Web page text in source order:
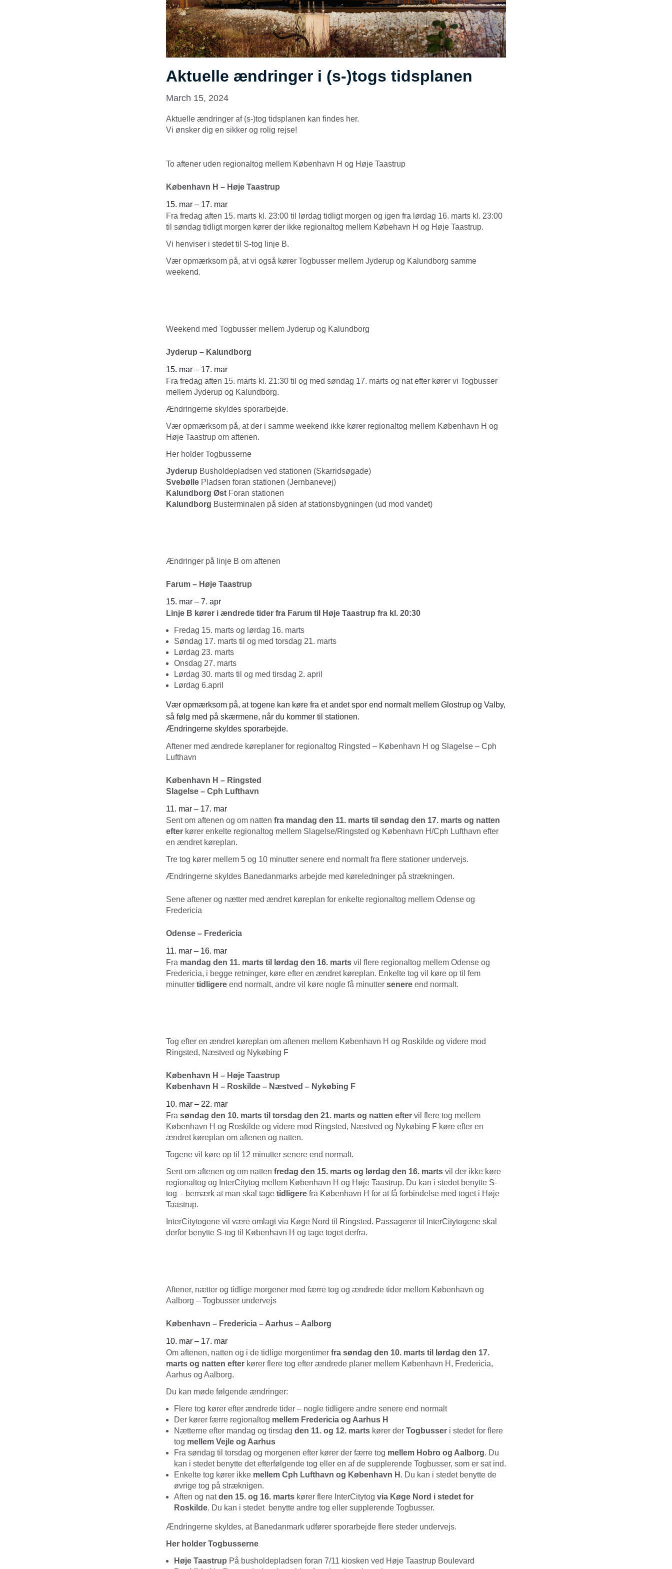
Aktuelle ændringer i (s-)togs tidsplanen
March 15, 2024
Aktuelle ændringer af (s-)tog tidsplanen kan findes her.
Vi ønsker dig en sikker og rolig rejse!
To aftener uden regionaltog mellem København H og Høje Taastrup
København H – Høje Taastrup
15. mar – 17. mar
Fra fredag aften 15. marts kl. 23:00 til lørdag tidligt morgen og igen fra lørdag 16. marts kl. 23:00
til søndag tidligt morgen kører der ikke regionaltog mellem Købehavn H og Høje Taastrup.
Vi henviser i stedet til S-tog linje B.
Vær opmærksom på, at vi også kører Togbusser mellem Jyderup og Kalundborg samme
weekend.
Weekend med Togbusser mellem Jyderup og Kalundborg
Jyderup – Kalundborg
15. mar – 17. mar
Fra fredag aften 15. marts kl. 21:30 til og med søndag 17. marts og nat efter kører vi Togbusser
mellem Jyderup og Kalundborg.
Ændringerne skyldes sporarbejde.
Vær opmærksom på, at der i samme weekend ikke kører regionaltog mellem København H og
Høje Taastrup om aftenen.
Her holder Togbusserne
Jyderup Busholdepladsen ved stationen (Skarridsøgade)
Svebølle Pladsen foran stationen (Jernbanevej)
Kalundborg Øst Foran stationen
Kalundborg Busterminalen på siden af stationsbygningen (ud mod vandet)
Ændringer på linje B om aftenen
Farum – Høje Taastrup
15. mar – 7. apr
Linje B kører i ændrede tider fra Farum til Høje Taastrup fra kl. 20:30
Fredag 15. marts og lørdag 16. marts
Søndag 17. marts til og med torsdag 21. marts
Lørdag 23. marts
Onsdag 27. marts
Lørdag 30. marts til og med tirsdag 2. april
Lørdag 6.april
Vær opmærksom på, at togene kan køre fra et andet spor end normalt mellem Glostrup og Valby,
så følg med på skærmene, når du kommer til stationen.
Ændringerne skyldes sporarbejde.
Aftener med ændrede køreplaner for regionaltog Ringsted – København H og Slagelse – Cph
Lufthavn
København H – Ringsted
Slagelse – Cph Lufthavn
11. mar – 17. mar
Sent om aftenen og om natten fra mandag den 11. marts til søndag den 17. marts og natten
efter kører enkelte regionaltog mellem Slagelse/Ringsted og København H/Cph Lufthavn efter
en ændret køreplan.
Tre tog kører mellem 5 og 10 minutter senere end normalt fra flere stationer undervejs.
Ændringerne skyldes Banedanmarks arbejde med køreledninger på strækningen.
Sene aftener og nætter med ændret køreplan for enkelte regionaltog mellem Odense og
Fredericia
Odense – Fredericia
11. mar – 16. mar
Fra mandag den 11. marts til lørdag den 16. marts vil flere regionaltog mellem Odense og
Fredericia, i begge retninger, køre efter en ændret køreplan. Enkelte tog vil køre op til fem
minutter tidligere end normalt, andre vil køre nogle få minutter senere end normalt.
Tog efter en ændret køreplan om aftenen mellem København H og Roskilde og videre mod
Ringsted, Næstved og Nykøbing F
København H – Høje Taastrup
København H – Roskilde – Næstved – Nykøbing F
10. mar – 22. mar
Fra søndag den 10. marts til torsdag den 21. marts og natten efter vil flere tog mellem
København H og Roskilde og videre mod Ringsted, Næstved og Nykøbing F køre efter en
ændret køreplan om aftenen og natten.
Togene vil køre op til 12 minutter senere end normalt.
Sent om aftenen og om natten fredag den 15. marts og lørdag den 16. marts vil der ikke køre
regionaltog og InterCitytog mellem København H og Høje Taastrup. Du kan i stedet benytte S-
tog – bemærk at man skal tage tidligere fra København H for at få forbindelse med toget i Høje
Taastrup.
InterCitytogene vil være omlagt via Køge Nord til Ringsted. Passagerer til InterCitytogene skal
derfor benytte S-tog til København H og tage toget derfra.
Aftener, nætter og tidlige morgener med færre tog og ændrede tider mellem København og
Aalborg – Togbusser undervejs
København – Fredericia – Aarhus – Aalborg
10. mar – 17. mar
Om aftenen, natten og i de tidlige morgentimer fra søndag den 10. marts til lørdag den 17.
marts og natten efter kører flere tog efter ændrede planer mellem København H, Fredericia,
Aarhus og Aalborg.
Du kan møde følgende ændringer:
Flere tog kører efter ændrede tider – nogle tidligere andre senere end normalt
Der kører færre regionaltog mellem Fredericia og Aarhus H
Nætterne efter mandag og tirsdag den 11. og 12. marts kører der Togbusser i stedet for flere
tog mellem Vejle og Aarhus
Fra søndag til torsdag og morgenen efter kører der færre tog mellem Hobro og Aalborg. Du
kan i stedet benytte det efterfølgende tog eller en af de supplerende Togbusser, som er sat ind.
Enkelte tog kører ikke mellem Cph Lufthavn og København H . Du kan i stedet benytte de
øvrige tog på stræknigen.
Aften og natden 15. og 16. marts kører flere InterCitytog via Køge Nord i stedet for
Roskilde. Du kan i stedet benytte andre tog eller supplerende Togbusser.
Ændringerne skyldes, at Banedanmark udfører sporarbejde flere steder undervejs.
Her holder Togbusserne
Høje Taastrup På busholdepladsen foran 7/11 kiosken ved Høje Taastrup Boulevard